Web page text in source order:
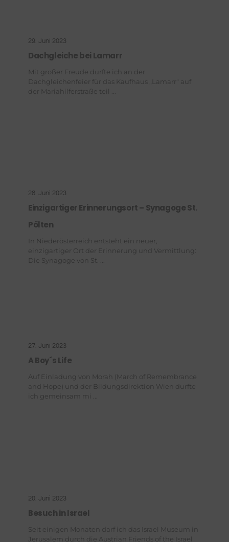
29. Juni 2023
Dachgleiche bei Lamarr
Mit großer Freude durfte ich an der
Dachgleichenfeier für das Kaufhaus „Lamarr“ auf
der Mariahilferstraße teil ...
28. Juni 2023
Einzigartiger Erinnerungsort – Synagoge St.
Pölten
In Niederösterreich entsteht ein neuer,
einzigartiger Ort der Erinnerung und Vermittlung:
Die Synagoge von St. ...
27. Juni 2023
A Boy´s Life
Auf Einladung von Morah (March of Remembrance
and Hope) und der Bildungsdirektion Wien durfte
ich gemeinsam mi ...
20. Juni 2023
Besuch in Israel
Seit einigen Monaten darf ich das Israel Museum in
Jerusalem durch die Austrian Friends of the Israel